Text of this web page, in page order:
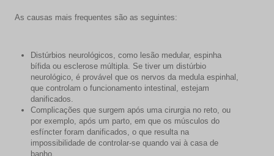
As causas mais frequentes são as seguintes:
Distúrbios neurológicos, como lesão medular, espinha
bífida ou esclerose múltipla. Se tiver um distúrbio
neurológico, é provável que os nervos da medula espinhal,
que controlam o funcionamento intestinal, estejam
danificados.
Complicações que surgem após uma cirurgia no reto, ou
por exemplo, após um parto, em que os músculos do
esfíncter foram danificados, o que resulta na
impossibilidade de controlar-se quando vai à casa de
banho.